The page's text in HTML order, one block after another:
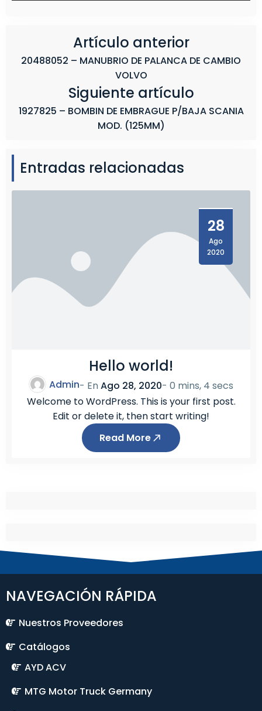
E
D
B
Artículo anterior
20488052 – MANUBRIO DE PALANCA DE CAMBIO
VOLVO
Siguiente artículo
1927825 – BOMBIN DE EMBRAGUE P/BAJA SCANIA
MOD. (125MM)
Entradas relacionadas
28
Ago
2020
Hello world!
Admin- EnAgo 28, 2020- 0 mins, 4 secs
Welcome to WordPress. This is your first post.
Edit or delete it, then start writing!
Read More
NAVEGACIÓN RÁPIDA
Nuestros Proveedores
Catálogos
AYD ACV
MTG Motor Truck Germany